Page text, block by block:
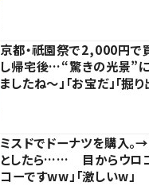
京都・祇園祭で2,000円
し帰宅後…“驚きの光景”
ましたね～」「お宝だ」「掘
ミスドでドーナツを購入。
としたら…… 目からウロ
コーですww」「激しいw」